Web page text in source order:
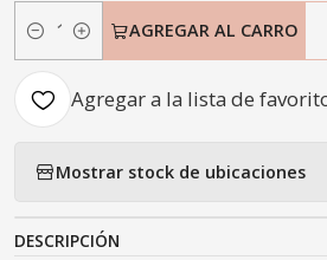
Cantidad
AGREGAR AL CARRO
Agregar a la lista de
Mostrar stock de ubicaciones
DESCRIPCIÓN